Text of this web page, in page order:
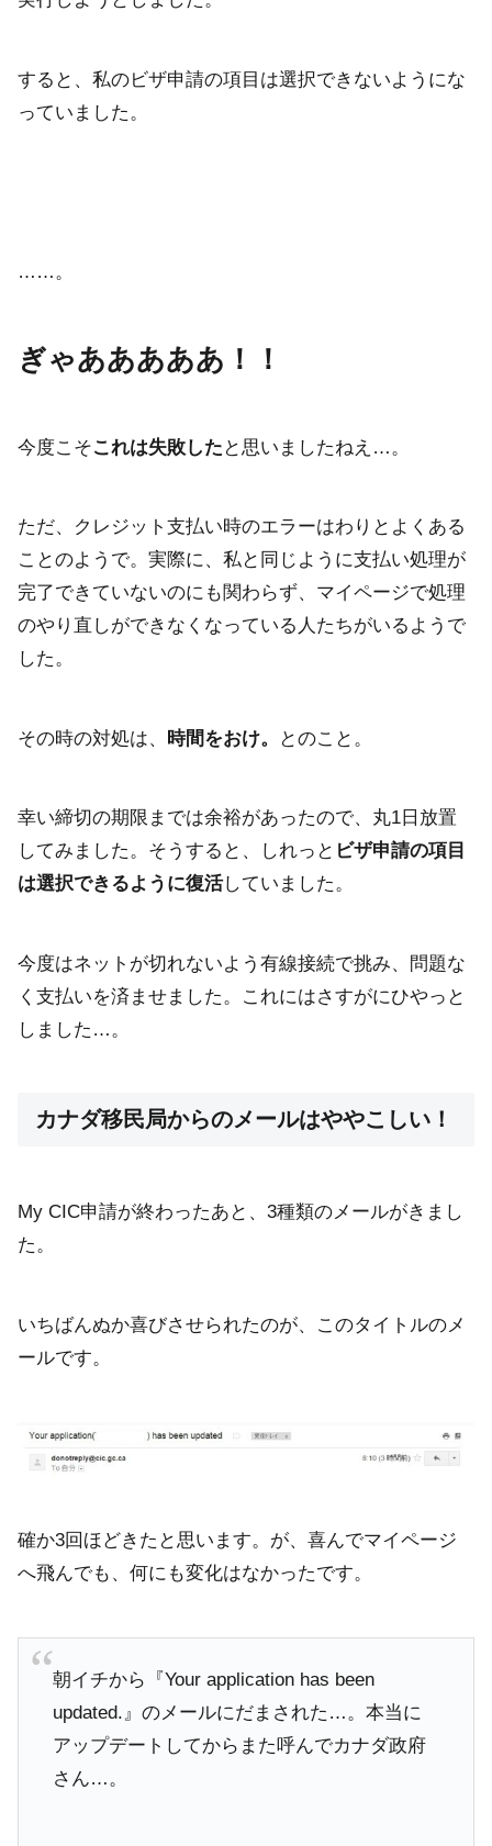
すると、私のビザ申請の項目は選択できないようにな
っていました。
……。
ぎゃあああああ！！
今度こそこれは失敗した と思いましたねえ…。
ただ、クレジット支払い時のエラーはわりとよくある
ことのようで。実際に、私と同じように支払い処理が
完了できていないのにも関わらず、マイページで処理
のやり直しができなくなっている人たちがいるようで
した。
その時の対処は、 時間をおけ。 とのこと。
幸い締切の期限までは余裕があったので、丸1日放置
してみました。そうすると、しれっと ビザ申請の項目
は選択できるように復活していました。
今度はネットが切れないよう有線接続で挑み、問題な
く支払いを済ませました。これにはさすがにひやっと
しました…。
カナダ移民局からのメールはややこしい！
My CIC申請が終わったあと、3種類のメールがきまし
た。
いちばんぬか喜びさせられたのが、このタイトルのメ
ールです。
確か3回ほどきたと思います。が、喜んでマイページ
へ飛んでも、何にも変化はなかったです。
朝イチから『Your application has been
updated.』のメールにだまされた…。本当に
アップデートしてからまた呼んでカナダ政府
さん…。